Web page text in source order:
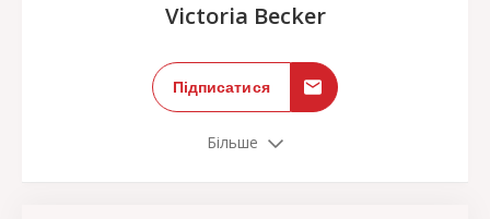
Victoria Becker
Підписатися
Більше